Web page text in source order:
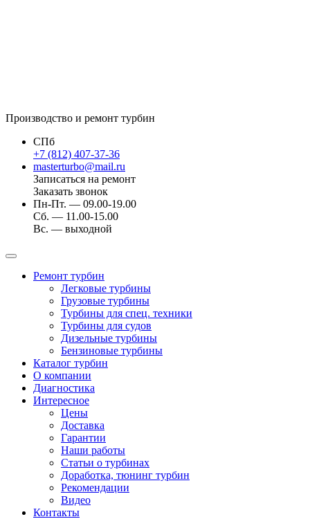
Производство и ремонт турбин
СПб
+7 (812) 407-37-36
masterturbo@mail.ru
Записаться на ремонт
Заказать звонок
Пн-Пт. — 09.00-19.00
Сб. — 11.00-15.00
Вс. — выходной
Ремонт турбин
Легковые турбины
Грузовые турбины
Турбины для спец. техники
Турбины для судов
Дизельные турбины
Бензиновые турбины
Каталог турбин
О компании
Диагностика
Интересное
Цены
Доставка
Гарантии
Наши работы
Статьи о турбинах
Доработка, тюнинг турбин
Рекомендации
Видео
Контакты